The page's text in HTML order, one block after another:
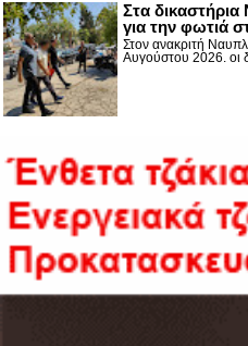
Στα
για την φωτιά
Στον ανακριτή
Αυγούστου 2026. οι